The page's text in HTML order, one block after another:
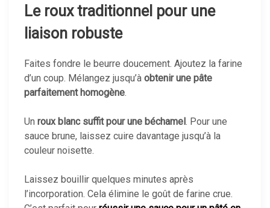
Le roux traditionnel pour une
liaison robuste
Faites fondre le beurre doucement. Ajoutez la farine
d’un coup. Mélangez jusqu’à obtenir une pâte
parfaitement homogène.
Un roux blanc suffit pour une béchamel. Pour une
sauce brune, laissez cuire davantage jusqu’à la
couleur noisette.
Laissez bouillir quelques minutes après
l’incorporation. Cela élimine le goût de farine crue.